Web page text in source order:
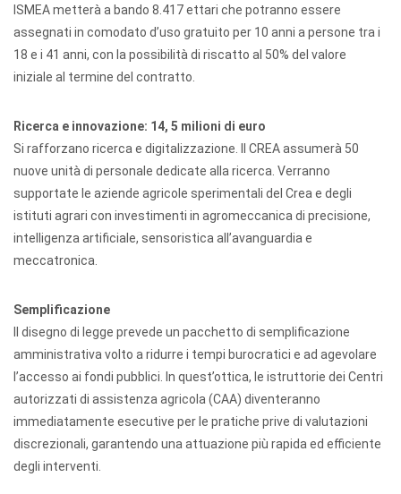
ISMEA metterà a bando 8.417 ettari che potranno essere
assegnati in comodato d’uso gratuito per 10 anni a persone tra i
18 e i 41 anni, con la possibilità di riscatto al 50% del valore
iniziale al termine del contratto.
Ricerca e innovazione: 14, 5 milioni di euro
Si rafforzano ricerca e digitalizzazione. Il CREA assumerà 50
nuove unità di personale dedicate alla ricerca. Verranno
supportate le aziende agricole sperimentali del Crea e degli
istituti agrari con investimenti in agromeccanica di precisione,
intelligenza artificiale, sensoristica all’avanguardia e
meccatronica.
Semplificazione
Il disegno di legge prevede un pacchetto di semplificazione
amministrativa volto a ridurre i tempi burocratici e ad agevolare
l’accesso ai fondi pubblici. In quest’ottica, le istruttorie dei Centri
autorizzati di assistenza agricola (CAA) diventeranno
immediatamente esecutive per le pratiche prive di valutazioni
discrezionali, garantendo una attuazione più rapida ed efficiente
degli interventi.